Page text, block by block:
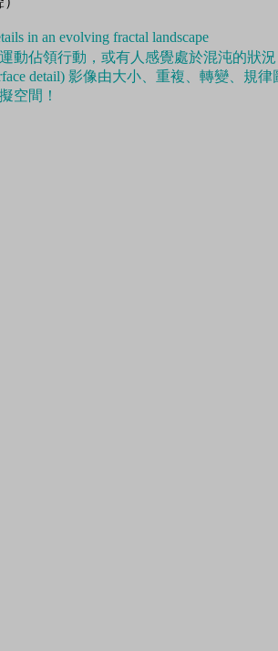
in an evolving fractal landscape
動佔領行動，或有人感覺處於混沌的狀
detail) 影像由大小、重複、轉變、規
空間！